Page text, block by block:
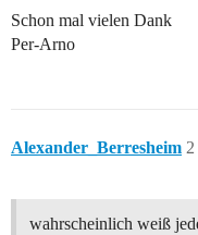
Schon mal vielen Dank
Per-Arno
Alexander_Berresheim 2
wahrscheinlich weiß